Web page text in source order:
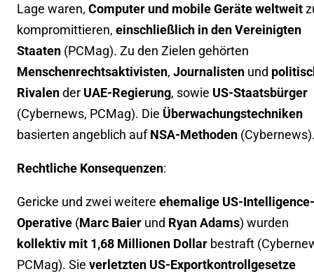
Lage waren, Computer und mobile Geräte weltweit
kompromittieren, einschließlich in den Vereinigten
Staaten (PCMag). Zu den Zielen gehörten
Menschenrechtsaktivisten, Journalisten und
Rivalender UAE-Regierung, sowie US-Staatsbürger
(Cybernews, PCMag). Die Überwachungstechniken
basierten angeblich aufNSA-Methoden (Cybernews
Rechtliche Konsequenzen:
Gericke und zwei weitere ehemalige US-Intelligence-
Operative (Marc Baier und Ryan Adams) wurden
kollektiv mit 1,68 Millionen Dollar bestraft (
PCMag). Sie verletzten US-Exportkontrollgesetze